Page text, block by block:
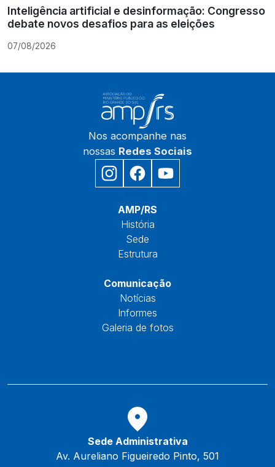
Inteligência artificial e desinformação: Congresso
debate novos desafios para as eleições
07/08/2026
Nos acompanhe nas
nossas Redes Sociais
AMP/RS
História
Sede
Estrutura
Comunicação
Notícias
Informes
Galeria de fotos
Sede Administrativa
Av. Aureliano Figueiredo Pinto, 501